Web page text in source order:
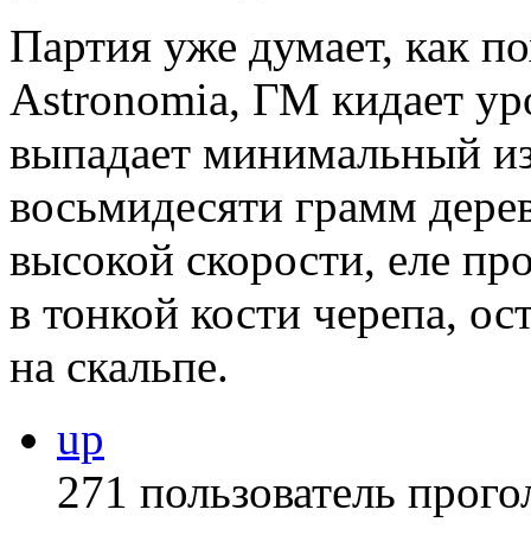
Партия уже думает, как
Astronomia, ГМ кидает
выпадает минимальный
восьмидесяти грамм
высокой скорости, еле
в тонкой кости черепа,
на скальпе.
up
271 пользователь